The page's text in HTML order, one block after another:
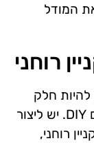
המודל
רוחני
להיות חלק
בלתי נפרד מתהליך הפיתוח של כל מיזם DIY. יש ליצור
רוחני,